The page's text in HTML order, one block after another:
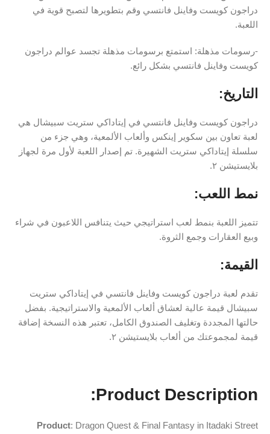
دراجون كويست وفاينل فانتسي وقم بتطويرها لتصبح قوية في
اللعبة.
-رسومات مذهلة: استمتع برسومات مذهلة تجسد عوالم دراجون
كويست وفاينل فانتسي بشكل رائع.
التاريخ:
دراجون كويست وفاينل فانتسي في إيتاداكي ستريت سبيشال هي
لعبة تعاون بين سكوير إينكس وألعاب الألمعية، وهي جزء من
سلسلة إيتاداكي ستريت الشهيرة. تم إصدار اللعبة لأول مرة لجهاز
بلايستيشن ٢.
نمط اللعب:
تتميز اللعبة بنمط لعب استراتيجي حيث يتنافس اللاعبون في شراء
وبيع العقارات وجمع الثروة.
القيمة:
تقدم لعبة دراجون كويست وفاينل فانتسي في إيتاداكي ستريت
سبيشال قيمة عالية لعشاق ألعاب الألمعية والاستراتيجية. بفضل
حالتها المجددة وتغليف الصندوق الكامل، تعتبر هذه النسخة إضافة
قيمة لمجموعتك من ألعاب بلايستيشن ٢.
Product Description:
Product: Dragon Quest & Final Fantasy in Itadaki Street